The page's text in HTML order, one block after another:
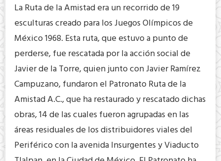
La Ruta de la Amistad era un recorrido de 19
esculturas creado para los Juegos Olímpicos de
México 1968. Esta ruta, que estuvo a punto de
perderse, fue rescatada por la acción social de
Javier de la Torre, quien junto con Javier Ramírez
Campuzano, fundaron el Patronato Ruta de la
Amistad A.C., que ha restaurado y rescatado dichas
obras, 14 de las cuales fueron agrupadas en las
áreas residuales de los distribuidores viales del
Periférico con la avenida Insurgentes y Viaducto